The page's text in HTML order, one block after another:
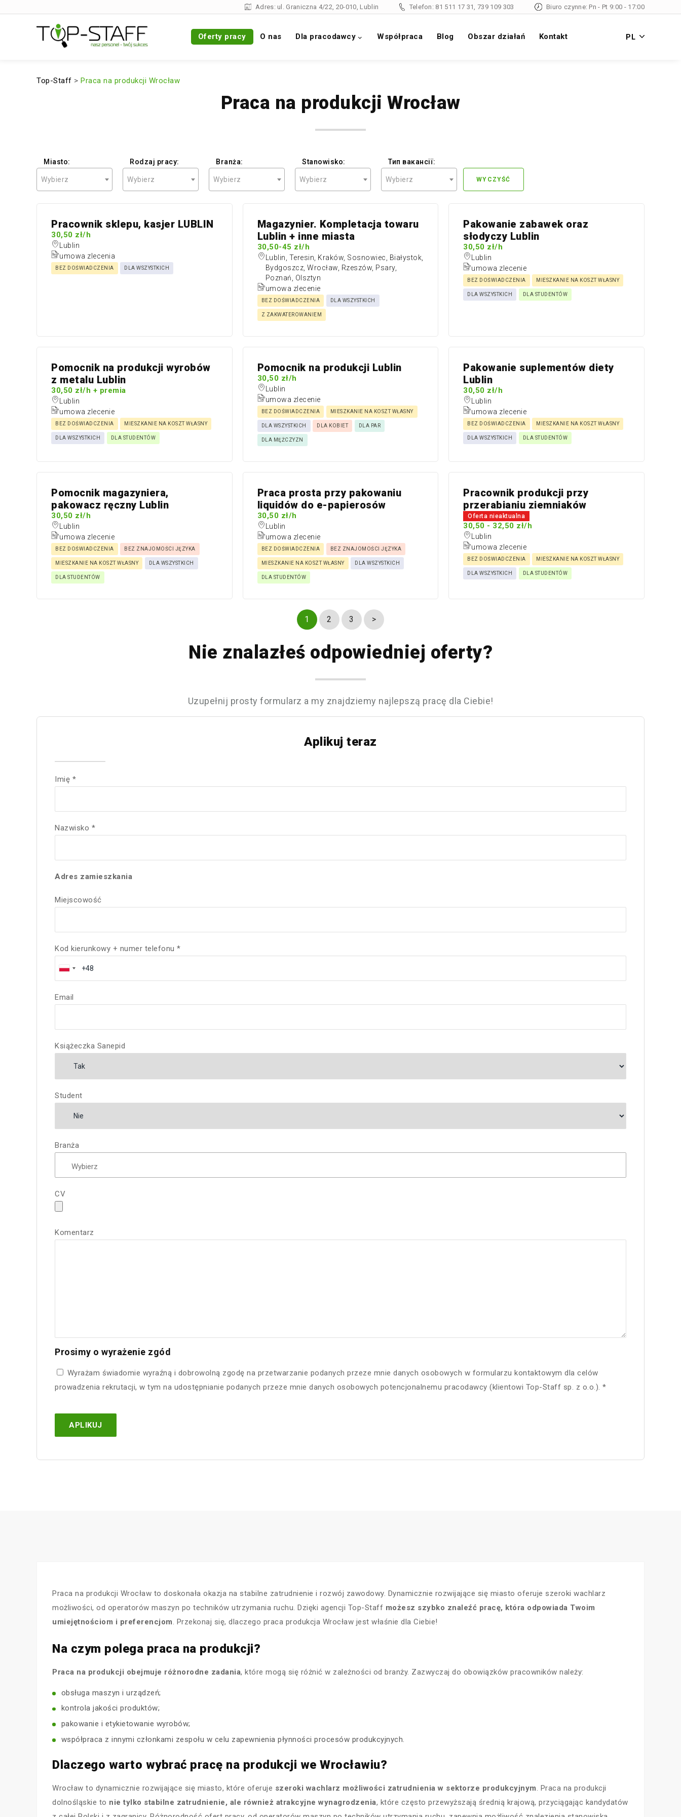
Adres: ul. Graniczna 4/22, 20-010, Lublin Telefon: 81 511 17 31,739 109 303 Biuro czynne: Pn - Pt 9:00 - 17:00
Oferty pracy O nas Dla pracodawcy Współpraca Blog Obszar działań Kontakt PL
Top-Staff > Praca na produkcji Wrocław
Praca na produkcji Wrocław
Miasto:
Wybierz
Rodzaj pracy:
Wybierz
Branża:
Wybierz
Stanowisko:
Wybierz
Тип вакансії:
Wybierz WYCZYŚĆ
Pracownik sklepu, kasjer LUBLIN
30,50 zł/h
Lublin
umowa zlecenia
BEZ DOŚWIADCZENIA DLA WSZYSTKICH
Magazynier. Kompletacja towaru
Lublin + inne miasta
30,50-45 zł/h
Lublin, Teresin, Kraków, Sosnowiec, Białystok,
Bydgoszcz, Wrocław, Rzeszów, Psary,
Poznań, Olsztyn
umowa zlecenie
BEZ DOŚWIADCZENIA DLA WSZYSTKICH
Z ZAKWATEROWANIEM
Pakowanie zabawek oraz
słodyczy Lublin
30,50 zł/h
Lublin
umowa zlecenie
BEZ DOŚWIADCZENIA MIESZKANIE NA KOSZT WŁASNY
DLA WSZYSTKICH DLA STUDENTÓW
Pomocnik na produkcji wyrobów
z metalu Lublin
30,50 zł/h + premia
Lublin
umowa zlecenie
BEZ DOŚWIADCZENIA MIESZKANIE NA KOSZT WŁASNY
DLA WSZYSTKICH DLA STUDENTÓW
Pomocnik na produkcji Lublin
30,50 zł/h
Lublin
umowa zlecenie
BEZ DOŚWIADCZENIA MIESZKANIE NA KOSZT WŁASNY
DLA WSZYSTKICH DLA KOBIET DLA PAR
DLA MĘŻCZYZN
Pakowanie suplementów diety
Lublin
30,50 zł/h
Lublin
umowa zlecenie
BEZ DOŚWIADCZENIA MIESZKANIE NA KOSZT WŁASNY
DLA WSZYSTKICH DLA STUDENTÓW
Pomocnik magazyniera,
pakowacz ręczny Lublin
30,50 zł/h
Lublin
umowa zlecenie
BEZ DOŚWIADCZENIA BEZ ZNAJOMOŚCI JĘZYKA
MIESZKANIE NA KOSZT WŁASNY DLA WSZYSTKICH
DLA STUDENTÓW
Praca prosta przy pakowaniu
liquidów do e-papierosów
30,50 zł/h
Lublin
umowa zlecenie
BEZ DOŚWIADCZENIA BEZ ZNAJOMOŚCI JĘZYKA
MIESZKANIE NA KOSZT WŁASNY DLA WSZYSTKICH
DLA STUDENTÓW
Pracownik produkcji przy
przerabianiu ziemniaków
Oferta nieaktualna
30,50 - 32,50 zł/h
Lublin
umowa zlecenie
BEZ DOŚWIADCZENIA MIESZKANIE NA KOSZT WŁASNY
DLA WSZYSTKICH DLA STUDENTÓW
1 2 3 >
Nie znalazłeś odpowiedniej oferty?
Uzupełnij prosty formularz a my znajdziemy najlepszą pracę dla Ciebie!
Aplikuj teraz
Imię *
Nazwisko *
Adres zamieszkania
Miejscowość
Kod kierunkowy + numer telefonu *
Email
Książeczka Sanepid
Student
Branża
CV
Komentarz
Prosimy o wyrażenie zgód
Wyrażam świadomie wyraźną i dobrowolną zgodę na przetwarzanie podanych przeze mnie danych osobowych w formularzu kontaktowym dla celów
prowadzenia rekrutacji, w tym na udostępnianie podanych przeze mnie danych osobowych potencjonalnemu pracodawcy (klientowi Top-Staff sp. z o.o.). *
Praca na produkcji Wrocław to doskonała okazja na stabilne zatrudnienie i rozwój zawodowy. Dynamicznie rozwijające się miasto oferuje szeroki wachlarz
możliwości, od operatorów maszyn po techników utrzymania ruchu. Dzięki agencji Top-Staff możesz szybko znaleźć pracę, która odpowiada Twoim
umiejętnościom i preferencjom . Przekonaj się, dlaczego praca produkcja Wrocław jest właśnie dla Ciebie!
Na czym polega praca na produkcji?
Praca na produkcji obejmuje różnorodne zadania, które mogą się różnić w zależności od branży. Zazwyczaj do obowiązków pracowników należy:
obsługa maszyn i urządzeń;
kontrola jakości produktów;
pakowanie i etykietowanie wyrobów;
współpraca z innymi członkami zespołu w celu zapewnienia płynności procesów produkcyjnych.
Dlaczego warto wybrać pracę na produkcji we Wrocławiu?
Wrocław to dynamicznie rozwijające się miasto, które oferuje szeroki wachlarz możliwości zatrudnienia w sektorze produkcyjnym. Praca na produkcji
dolnośląskie to nie tylko stabilne zatrudnienie, ale również atrakcyjne wynagrodzenia, które często przewyższają średnią krajową, przyciągając kandydatów